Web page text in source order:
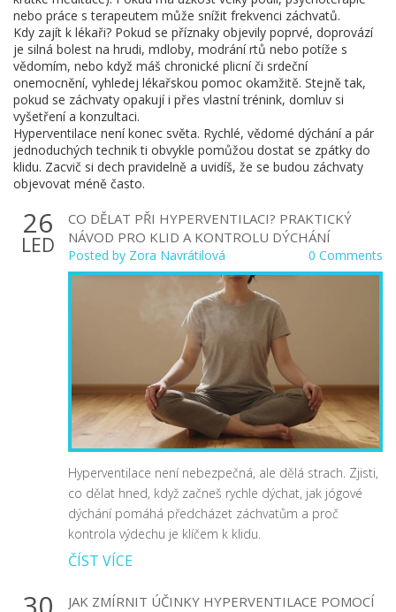
nebo práce s terapeutem může snížit frekvenci záchvatů.
Kdy zajít k lékaři? Pokud se příznaky objevily poprvé, doprovází
je silná bolest na hrudi, mdloby, modrání rtů nebo potíže s
vědomím, nebo když máš chronické plicní či srdeční
onemocnění, vyhledej lékařskou pomoc okamžitě. Stejně tak,
pokud se záchvaty opakují i přes vlastní trénink, domluv si
vyšetření a konzultaci.
Hyperventilace není konec světa. Rychlé, vědomé dýchání a pár
jednoduchých technik ti obvykle pomůžou dostat se zpátky do
klidu. Zacvič si dech pravidelně a uvidíš, že se budou záchvaty
objevovat méně často.
26
LED
CO DĚLAT PŘI HYPERVENTILACI? PRAKTICKÝ
NÁVOD PRO KLID A KONTROLU DÝCHÁNÍ
Posted by Zora Navrátilová 0 Comments
Hyperventilace není nebezpečná, ale dělá strach. Zjisti,
co dělat hned, když začneš rychle dýchat, jak jógové
dýchání pomáhá předcházet záchvatům a proč
kontrola výdechu je klíčem k klidu.
ČÍST VÍCE
JAK ZMÍRNIT ÚČINKY HYPERVENTILACE POMOCÍ